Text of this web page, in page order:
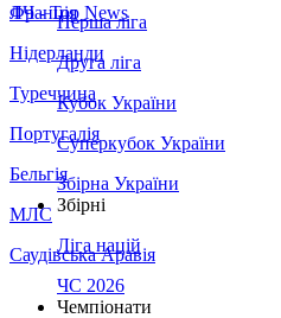
Франція
Нідерланди
Туреччина
Португалія
Бельгія
МЛС
Саудівська Аравія
ЛЧ - Top News
Перша ліга
Друга ліга
Кубок України
Суперкубок України
Збірна України
Збірні
Ліга націй
ЧС 2026
Чемпіонати